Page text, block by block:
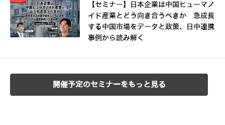
【セミナー】日本企業は中国ヒューマノ
イド産業とどう向き合うべきか 急成長
する中国市場をデータと政策、日中連携
事例から読み解く
開催予定のセミナーをもっと見る